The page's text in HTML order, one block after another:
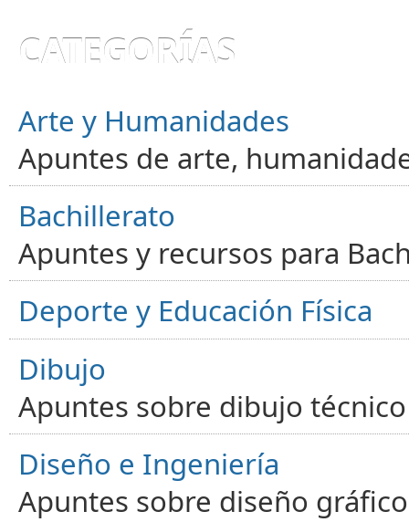
CATEGORÍAS
Arte y Humanidades
Apuntes de arte,
Bachillerato
Apuntes y recursos para
Deporte y Educación Física
Dibujo
Apuntes sobre dibujo
Diseño e Ingeniería
Apuntes sobre diseño